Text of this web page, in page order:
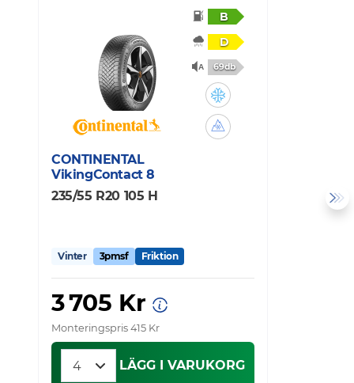
B
D
69db
CONTINENTAL
VikingContact 8
235/55 R20 105 H
Vinter 3pmsf Friktion
3 705 Kr
Monteringspris 415 Kr
LÄGG I VARUKORG